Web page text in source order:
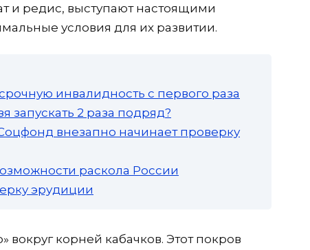
и редис, выступают настоящими
условия для их развитии.
инвалидность с первого раза
запускать 2 раза подряд?
внезапно начинает проверку
раскола России
эрудиции
корней кабачков. Этот покров